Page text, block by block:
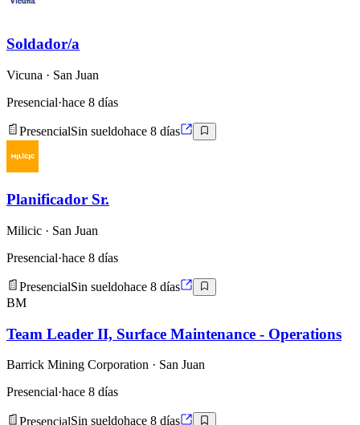
Soldador/a
Vicuna · San Juan
Presencial·hace 8 días
PresencialSin sueldohace 8 días
Planificador Sr.
Milicic · San Juan
Presencial·hace 8 días
PresencialSin sueldohace 8 días
BM
Team Leader II, Surface Maintenance - Operations
Barrick Mining Corporation · San Juan
Presencial·hace 8 días
PresencialSin sueldohace 8 días